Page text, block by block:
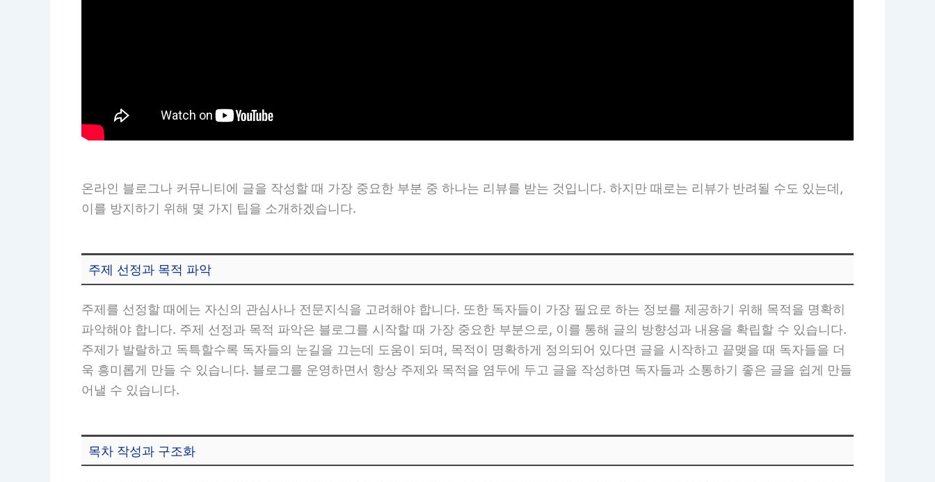
온라인 블로그나 커뮤니티에 글을 작성할 때 가장 중요한 부분 중 하나는 리뷰를 받는 것입니다. 하지만 때로는 리뷰가 반려될 수도 있는데,
이를 방지하기 위해 몇 가지 팁을 소개하겠습니다.
주제 선정과 목적 파악
주제를 선정할 때에는 자신의 관심사나 전문지식을 고려해야 합니다. 또한 독자들이 가장 필요로 하는 정보를 제공하기 위해 목적을 명확히
파악해야 합니다. 주제 선정과 목적 파악은 블로그를 시작할 때 가장 중요한 부분으로, 이를 통해 글의 방향성과 내용을 확립할 수 있습니다.
주제가 발랄하고 독특할수록 독자들의 눈길을 끄는데 도움이 되며, 목적이 명확하게 정의되어 있다면 글을 시작하고 끝맺을 때 독자들을 더
욱 흥미롭게 만들 수 있습니다. 블로그를 운영하면서 항상 주제와 목적을 염두에 두고 글을 작성하면 독자들과 소통하기 좋은 글을 쉽게 만들
어낼 수 있습니다.
목차 작성과 구조화